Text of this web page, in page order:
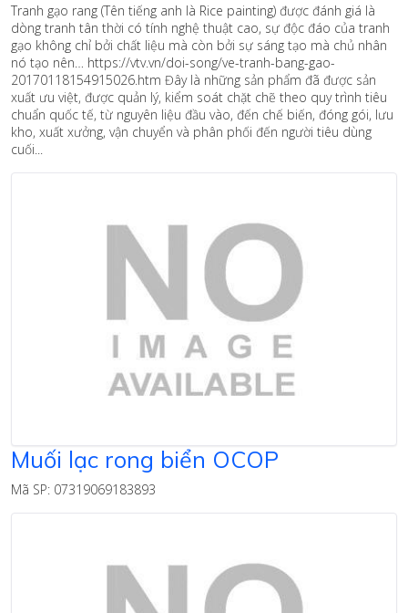
Tranh gạo rang (Tên tiếng anh là Rice painting) được đánh giá là
dòng tranh tân thời có tính nghệ thuật cao, sự độc đáo của tranh
gạo không chỉ bởi chất liệu mà còn bởi sự sáng tạo mà chủ nhân
nó tạo nên… https://vtv.vn/doi-song/ve-tranh-bang-gao-
20170118154915026.htm Đây là những sản phẩm đã được sản
xuất ưu việt, được quản lý, kiểm soát chặt chẽ theo quy trình tiêu
chuẩn quốc tế, từ nguyên liệu đầu vào, đến chế biến, đóng gói, lưu
kho, xuất xưởng, vận chuyển và phân phối đến người tiêu dùng
cuối...
Muối lạc rong biển OCOP
Mã SP: 07319069183893